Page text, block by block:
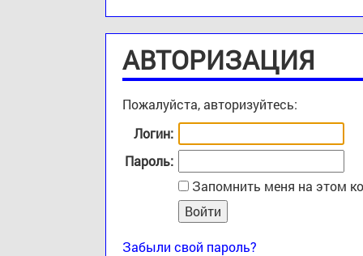
АВТОРИЗАЦИЯ
Пожалуйста, авторизуйтесь:
Логин:
Пароль:
Запомнить меня на этом
Забыли свой пароль?